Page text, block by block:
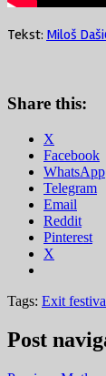
Tekst: Miloš
Share this:
X
Facebook
WhatsApp
Telegram
Email
Reddit
Pinterest
X
Tags: Exit
Post